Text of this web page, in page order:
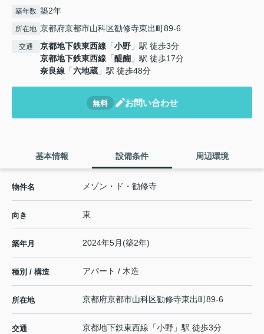
築年数 築2年
所在地 京都府京都市山科区勧修寺東出町89-6
交通 京都地下鉄東西線 「小野 」駅 徒歩3分
京都地下鉄東西線 「醍醐 」駅 徒歩17分
奈良線 「六地蔵 」駅 徒歩48分
無料 お問い合わせ
基本情報 設備条件 周辺環境
物件名 メゾン・ド・勧修寺
向き 東
築年月 2024年5月(築2年)
種別 / 構造 アパート / 木造
所在地 京都府京都市山科区勧修寺東出町89-6
交通 京都地下鉄東西線 「小野 」駅 徒歩3分